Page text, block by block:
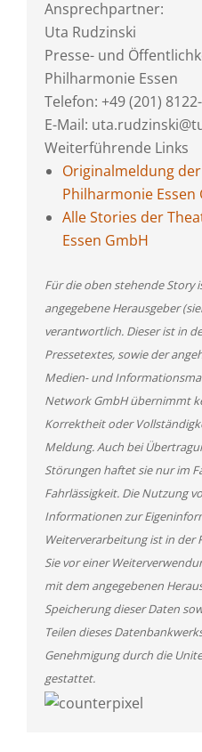
Ansprechpartner:
Uta Rudzinski
Presse- und
Philharmonie Essen
Telefon: +49 (201)
E-Mail:
Weiterführende Links
Originalmeldung
Philharmonie Essen
Alle Stories der
Essen GmbH
Für die oben stehende Story
angegebene Herausgeber
verantwortlich. Dieser ist in
Pressetextes, sowie der
Medien- und
Network GmbH übernimmt
Korrektheit oder
Meldung. Auch bei
Störungen haftet sie nur im
Fahrlässigkeit. Die Nutzung
Informationen zur
Weiterverarbeitung ist in der
Sie vor einer
mit dem angegebenen
Speicherung dieser Daten
Teilen dieses
Genehmigung durch die
gestattet.